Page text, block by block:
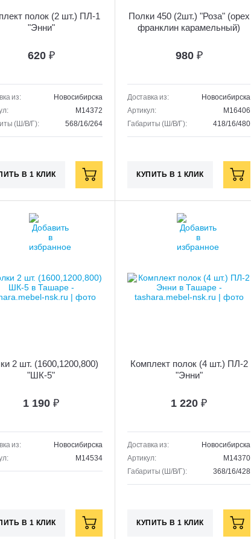
полок (2 шт.) ПЛ-1
"Энни"
620 ₽
из:
Новосибирска
M14372
(Ш/В/Г):
568/16/264
В 1 КЛИК
Полки 450 (2шт.) "Роза" (орех
франклин карамельный)
980 ₽
Доставка из:
Новосибирска
Артикул:
M16406
Габариты (Ш/В/Г):
418/16/480
КУПИТЬ В 1 КЛИК
2 шт. (1600,1200,800)
"ШК-5"
1 190 ₽
из:
Новосибирска
M14534
В 1 КЛИК
Комплект полок (4 шт.) ПЛ-2
"Энни"
1 220 ₽
Доставка из:
Новосибирска
Артикул:
M14370
Габариты (Ш/В/Г):
368/16/428
КУПИТЬ В 1 КЛИК